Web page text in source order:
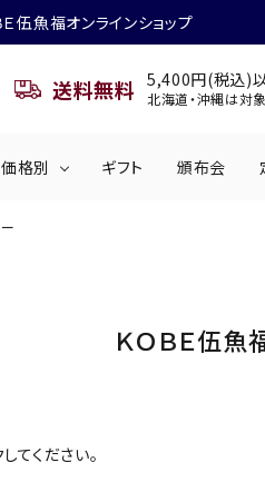
魚福オンラインショップ
送料無料 5,400円(税込)
北海道・沖縄は対
丸う
価格別
4,001円～5,000円 5,001
ギフト 頒布会
ＫＯＢＥ伍魚
てください。